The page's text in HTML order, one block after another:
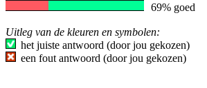
69% goed
Uitleg van de kleuren en symbolen:
het juiste antwoord (door jou gekozen)
een fout antwoord (door jou gekozen)